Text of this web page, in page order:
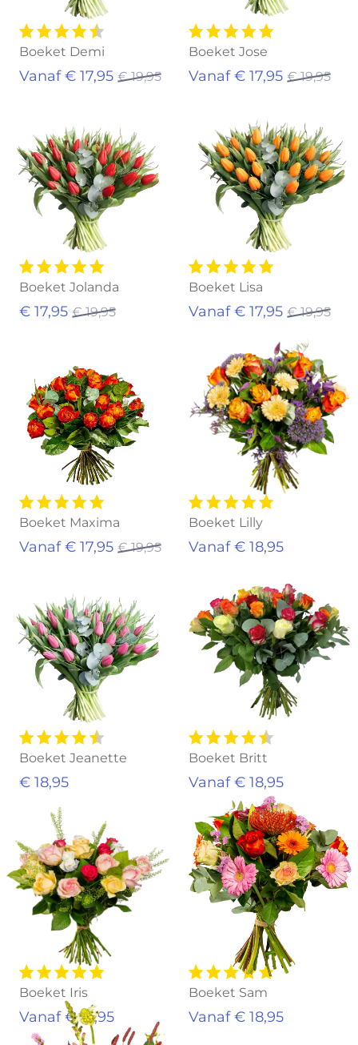
Boeket Demi
Vanaf € 17,95 € 19,95
Boeket Jose
Vanaf € 17,95 € 19,95
Boeket Jolanda
€ 17,95 € 19,95
Uitverkocht
Boeket Lisa
Vanaf € 17,95 € 19,95
Boeket Maxima
Vanaf € 17,95 € 19,95
Boeket Lilly
Vanaf € 18,95
Uitverkocht
Boeket Jeanette
€ 18,95
Boeket Britt
Vanaf € 18,95
Boeket Iris
Vanaf € 18,95
Boeket Sam
Vanaf € 18,95